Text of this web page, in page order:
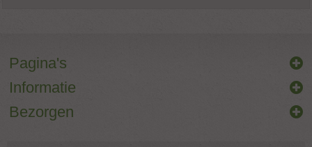
Pagina's
Informatie
Bezorgen